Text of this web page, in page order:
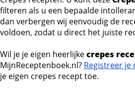
filteren als u een bepaalde
dan verbergen wij eenvoudig de
voldoen, zodat u direct het juiste
Wil je je eigen heerlijkecrepes
MijnReceptenboek.nl? Registreer je
je eigen crepes recept toe.